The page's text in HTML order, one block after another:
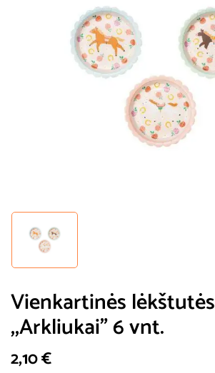
Vienkartinės lėkštutės
,,Arkliukai” 6 vnt.
2,10€